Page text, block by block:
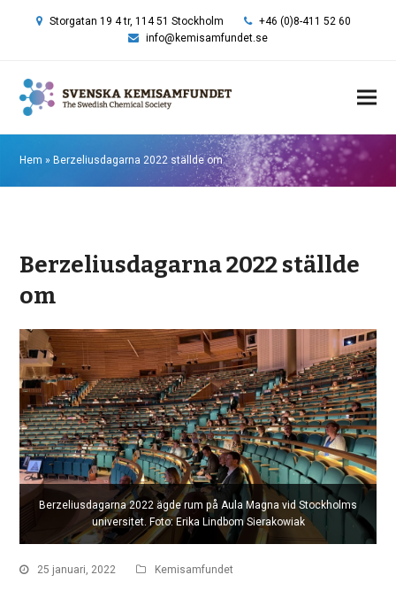
Storgatan 19 4 tr, 114 51 Stockholm
+46 (0)8-411 52 60
info@kemisamfundet.se
Hem » Berzeliusdagarna 2022 ställde om
Berzeliusdagarna 2022 ställde
om
Berzeliusdagarna 2022 ägde rum på Aula Magna vid Stockholms
universitet. Foto: Erika Lindbom Sierakowiak
25 januari, 2022 Kemisamfundet